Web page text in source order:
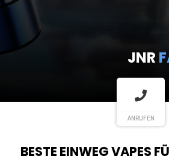
JNR
ANRUFEN
BESTE EINWEG VAPES